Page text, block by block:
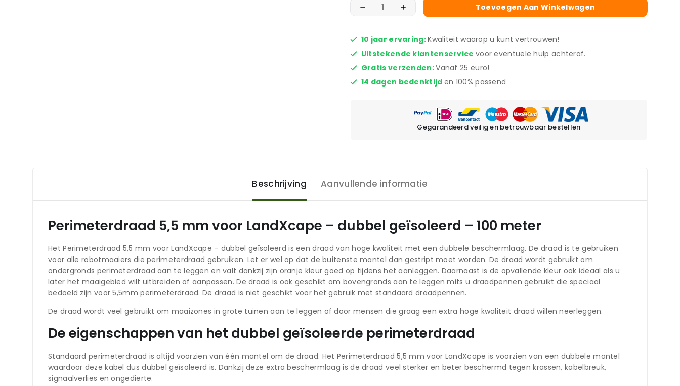
Toevoegen Aan Winkelwagen
10 jaar ervaring:Kwaliteit waarop u kunt vertrouwen!
Uitstekende klantenservice voor eventuele hulp achteraf.
Gratis verzenden:Vanaf 25 euro!
14 dagen bedenktijd en 100% passend
Gegarandeerd veilig en betrouwbaar bestellen
Beschrijving Aanvullende informatie
Perimeterdraad 5,5 mm voor LandXcape – dubbel geïsoleerd – 100 meter
Het Perimeterdraad 5,5 mm voor LandXcape – dubbel geïsoleerd is een draad van hoge kwaliteit met een dubbele beschermlaag. De draad is te gebruiken
voor alle robotmaaiers die perimeterdraad gebruiken. Let er wel op dat de buitenste mantel dan gestript moet worden. De draad wordt gebruikt om
ondergronds perimeterdraad aan te leggen en valt dankzij zijn oranje kleur goed op tijdens het aanleggen. Daarnaast is de opvallende kleur ook ideaal als u
later het maaigebied wilt uitbreiden of aanpassen. De draad is ook geschikt om bovengronds aan te leggen mits u draadpennen gebruikt die speciaal
bedoeld zijn voor 5,5mm perimeterdraad. De draad is niet geschikt voor het gebruik met standaard draadpennen.
De draad wordt veel gebruikt om maaizones in grote tuinen aan te leggen of door mensen die graag een extra hoge kwaliteit draad willen neerleggen.
De eigenschappen van het dubbel geïsoleerde perimeterdraad
Standaard perimeterdraad is altijd voorzien van één mantel om de draad. Het Perimeterdraad 5,5 mm voor LandXcape is voorzien van een dubbele mantel
waardoor deze kabel dus dubbel geïsoleerd is. Dankzij deze extra beschermlaag is de draad veel sterker en beter beschermd tegen krassen, kabelbreuk,
signaalverlies en ongedierte.